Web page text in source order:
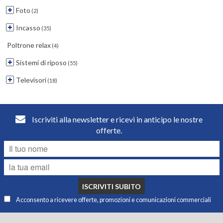
Foto (2)
Incasso (35)
Poltrone relax(4)
Sistemi di riposo (55)
Televisori(18)
Iscriviti alla newsletter e ricevi in anticipo le nostre
offerte.
ISCRIVITI SUBITO
Acconsento a ricevere offerte, promozioni e comunicazioni commerciali